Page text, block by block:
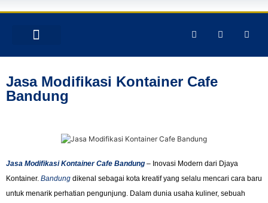
Jasa Modifikasi Kontainer Cafe
Bandung
Jasa Modifikasi Kontainer Cafe Bandung – Inovasi Modern dari Djaya
Kontainer. Bandung dikenal sebagai kota kreatif yang selalu mencari cara baru
untuk menarik perhatian pengunjung. Dalam dunia usaha kuliner, sebuah